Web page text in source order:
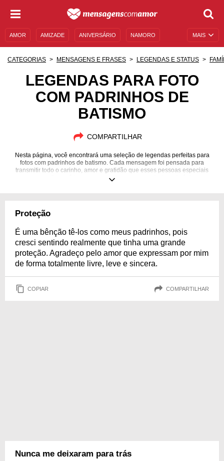
MAIS
AMOR AMIZADE ANIVERSÁRIO NAMORO
MENSAGENS E FRASES MENSAGENS DE ANIVERSÁRIO
FAMOSOS BÍBLIA
CATEGORIAS MENSAGENS E FRASES LEGENDAS E STATUS
LEGENDAS PARA FOTO
COM PADRINHOS DE
BATISMO
COMPARTILHAR
Nesta página, você encontrará uma seleção de legendas perfeitas para
fotos com padrinhos de batismo. Cada mensagem foi pensada para
transmitir todo o carinho, amor e gratidão que esses pessoas especiais
merecem. Se você busca tornar esse momento ainda mais único e
Proteção
É uma bênção tê-los como meus padrinhos, pois
cresci sentindo realmente que tinha uma grande
proteção. Agradeço pelo amor que expressam por mim
de forma totalmente livre, leve e sincera.
COPIAR COMPARTILHAR
Nunca me deixaram para trás